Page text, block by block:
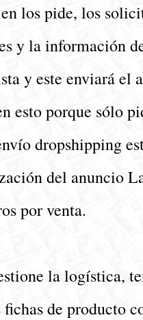
los pide, los
y la información
y este enviará el
esto porque sólo
dropshipping
del anuncio
por venta.
la logística,
de producto